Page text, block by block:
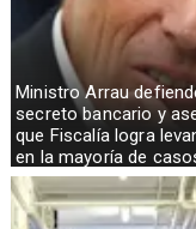
Ministro Arrau
secreto bancario y
que Fiscalía logra
en la mayoría de